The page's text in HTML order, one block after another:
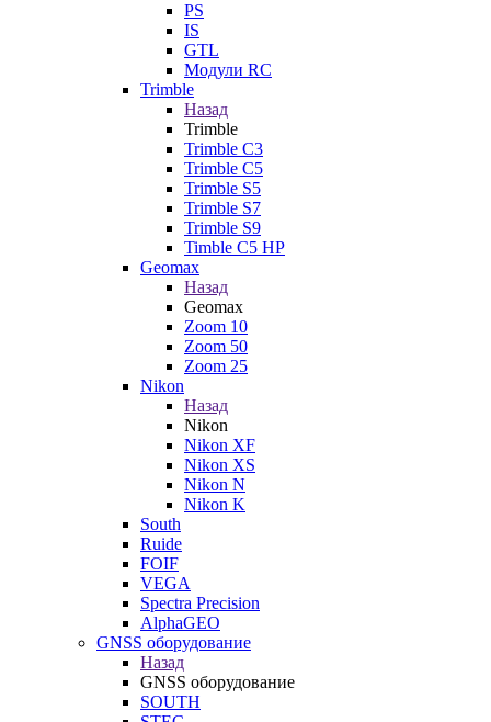
PS
IS
GTL
Модули RC
Trimble
Назад
Trimble
Trimble C3
Trimble C5
Trimble S5
Trimble S7
Trimble S9
Timble C5 HP
Geomax
Назад
Geomax
Zoom 10
Zoom 50
Zoom 25
Nikon
Назад
Nikon
Nikon XF
Nikon XS
Nikon N
Nikon K
South
Ruide
FOIF
VEGA
Spectra Precision
AlphaGEO
GNSS оборудование
Назад
GNSS оборудование
SOUTH